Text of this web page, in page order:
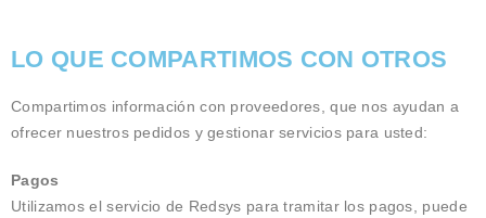
LO QUE COMPARTIMOS CON OTROS
Compartimos información con proveedores, que nos ayudan a
ofrecer nuestros pedidos y gestionar servicios para usted:
Pagos
Utilizamos el servicio de Redsys para tramitar los pagos, puede